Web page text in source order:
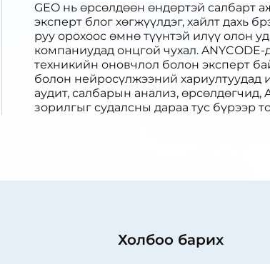
GEO нь өрсөлдөөн өндөртэй салбарт
эксперт блог хөгжүүлдэг, хайлт дахь
руу орохоос өмнө түүнтэй илүү олон
компаниудад онцгой чухал.
техникийн оновчлол болон эксперт
болон нейросүлжээний хариултуудад
аудит, салбарын анализ, өрсөлдөгчид,
зорилгыг судалсны дараа тус бүрээр
Холбоо барих